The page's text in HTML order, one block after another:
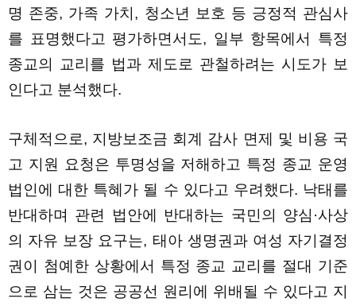
명 존중, 가족 가치, 청소년 보호 등 긍정적 관심사
를 표명했다고 평가하면서도, 일부 항목에서 특정
종교의 교리를 법과 제도로 관철하려는 시도가 보
인다고 분석했다.
구체적으로, 지방보조금 회계 감사 면제 및 비용 국
고 지원 요청은 투명성을 저해하고 특정 종교 운영
법인에 대한 특혜가 될 수 있다고 우려했다. 낙태를
반대하며 관련 법안에 반대하는 국민의 양심·사상
의 자유 보장 요구는, 태아 생명권과 여성 자기결정
권이 첨예한 상황에서 특정 종교 교리를 절대 기준
으로 삼는 것은 공공선 원리에 위배될 수 있다고 지